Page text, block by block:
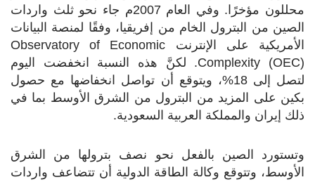
محللون مؤخرًا. وفي العام 2007م جاء نحو ثلث واردات
الصين من البترول الخام من إفريقيا، وفقًا لمنصة البيانات
الأمريكية على الإنترنت Observatory of Economic
Complexity (OEC). لكنَّ هذه النسبة انخفضت اليوم
لتصل إلى 18%، ويتوقع أن تواصل انخفاضها مع حصول
بكين على المزيد من البترول من الشرق الأوسط بما في
ذلك إيران والمملكة العربية السعودية.
وتستورد الصين بالفعل نحو نصف بترولها من الشرق
الأوسط، وتتوقع وكالة الطاقة الدولية أن تتضاعف واردات